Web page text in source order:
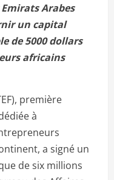
Arabes
un capital
de 5000 dollars
africains
première
à
a signé un
de six millions